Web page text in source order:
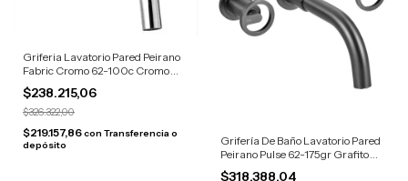
Griferia Lavatorio Pared Peirano
Fabric Cromo 62-100c Cromo
Brillante
$238.215,06
$326.322,00
$219.157,86con Transferencia o
depósito
Grifería De Baño Lavatorio Pared
Peirano Pulse 62-175gr Grafito
Mate
$318.388,04